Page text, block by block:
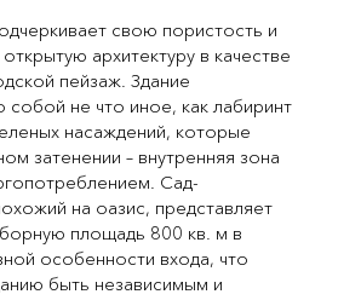
свою пористость и
архитектуру в качестве
пейзаж. Здание
собой не что иное, как лабиринт
насаждений, которые
затенении – внутренняя зона
Сад-
на оазис, представляет
площадь 800 кв. м в
особенности входа, что
быть независимым и